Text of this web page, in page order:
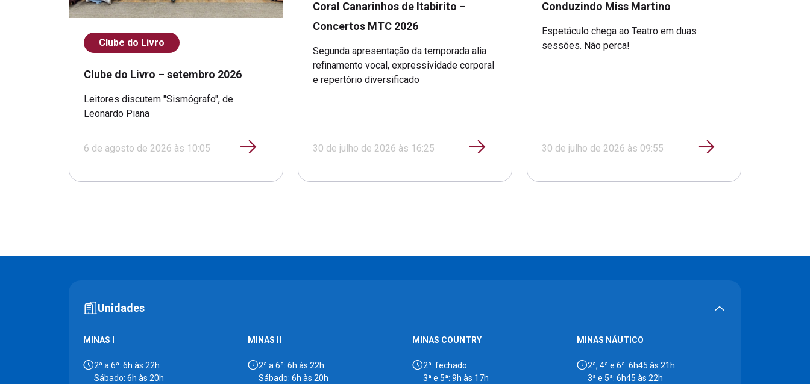
Clube do Livro
Clube do Livro – setembro 2026
Leitores discutem "Sismógrafo", de
Leonardo Piana
6 de agosto de 2026 às 10:05
Coral Canarinhos de Itabirito –
Concertos MTC 2026
Segunda apresentação da temporada alia
refinamento vocal, expressividade corporal
e repertório diversificado
30 de julho de 2026 às 16:25
Conduzindo Miss Martino
Espetáculo chega ao Teatro em duas
sessões. Não perca!
30 de julho de 2026 às 09:55
Unidades
MINAS I
2ª a 6ª: 6h às 22h
Sábado: 6h às 20h
MINAS II
2ª a 6ª: 6h às 22h
Sábado: 6h às 20h
MINAS COUNTRY
2ª: fechado
3ª e 5ª: 9h às 17h
MINAS NÁUTICO
2ª, 4ª e 6ª: 6h45 às 21h
3ª e 5ª: 6h45 às 22h